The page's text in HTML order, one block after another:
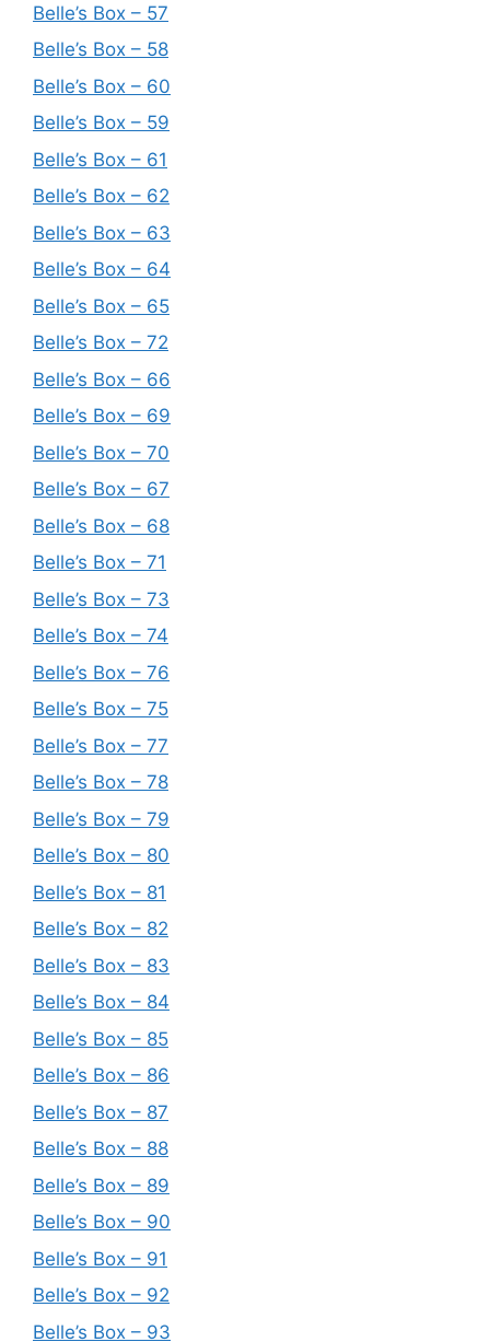
Belle’s Box – 57
Belle’s Box – 58
Belle’s Box – 60
Belle’s Box – 59
Belle’s Box – 61
Belle’s Box – 62
Belle’s Box – 63
Belle’s Box – 64
Belle’s Box – 65
Belle’s Box – 72
Belle’s Box – 66
Belle’s Box – 69
Belle’s Box – 70
Belle’s Box – 67
Belle’s Box – 68
Belle’s Box – 71
Belle’s Box – 73
Belle’s Box – 74
Belle’s Box – 76
Belle’s Box – 75
Belle’s Box – 77
Belle’s Box – 78
Belle’s Box – 79
Belle’s Box – 80
Belle’s Box – 81
Belle’s Box – 82
Belle’s Box – 83
Belle’s Box – 84
Belle’s Box – 85
Belle’s Box – 86
Belle’s Box – 87
Belle’s Box – 88
Belle’s Box – 89
Belle’s Box – 90
Belle’s Box – 91
Belle’s Box – 92
Belle’s Box – 93